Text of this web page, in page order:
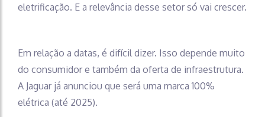
eletrificação. E a relevância desse setor só vai crescer.
Em relação a datas, é difícil dizer. Isso depende muito
do consumidor e também da oferta de infraestrutura.
A Jaguar já anunciou que será uma marca 100%
elétrica (até 2025).